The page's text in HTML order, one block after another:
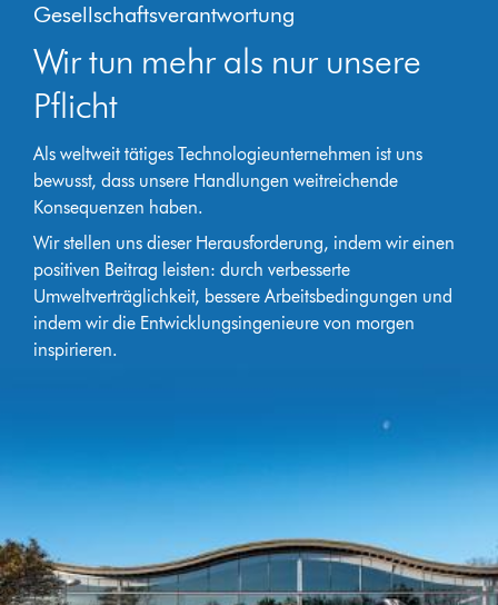
Gesellschaftsverantwortung
Wir tun mehr als nur unsere
Pflicht
Als weltweit tätiges Technologieunternehmen ist uns
bewusst, dass unsere Handlungen weitreichende
Konsequenzen haben.
Wir stellen uns dieser Herausforderung, indem wir einen
positiven Beitrag leisten: durch verbesserte
Umweltverträglichkeit, bessere Arbeitsbedingungen und
indem wir die Entwicklungsingenieure von morgen
inspirieren.